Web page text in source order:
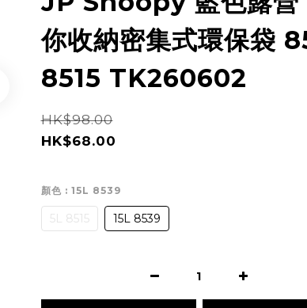
你收納密集式環保袋
8515 TK260602
HK$98.00
HK$68.00
顏色 : 15L 8539
5L 8515 15L 8539